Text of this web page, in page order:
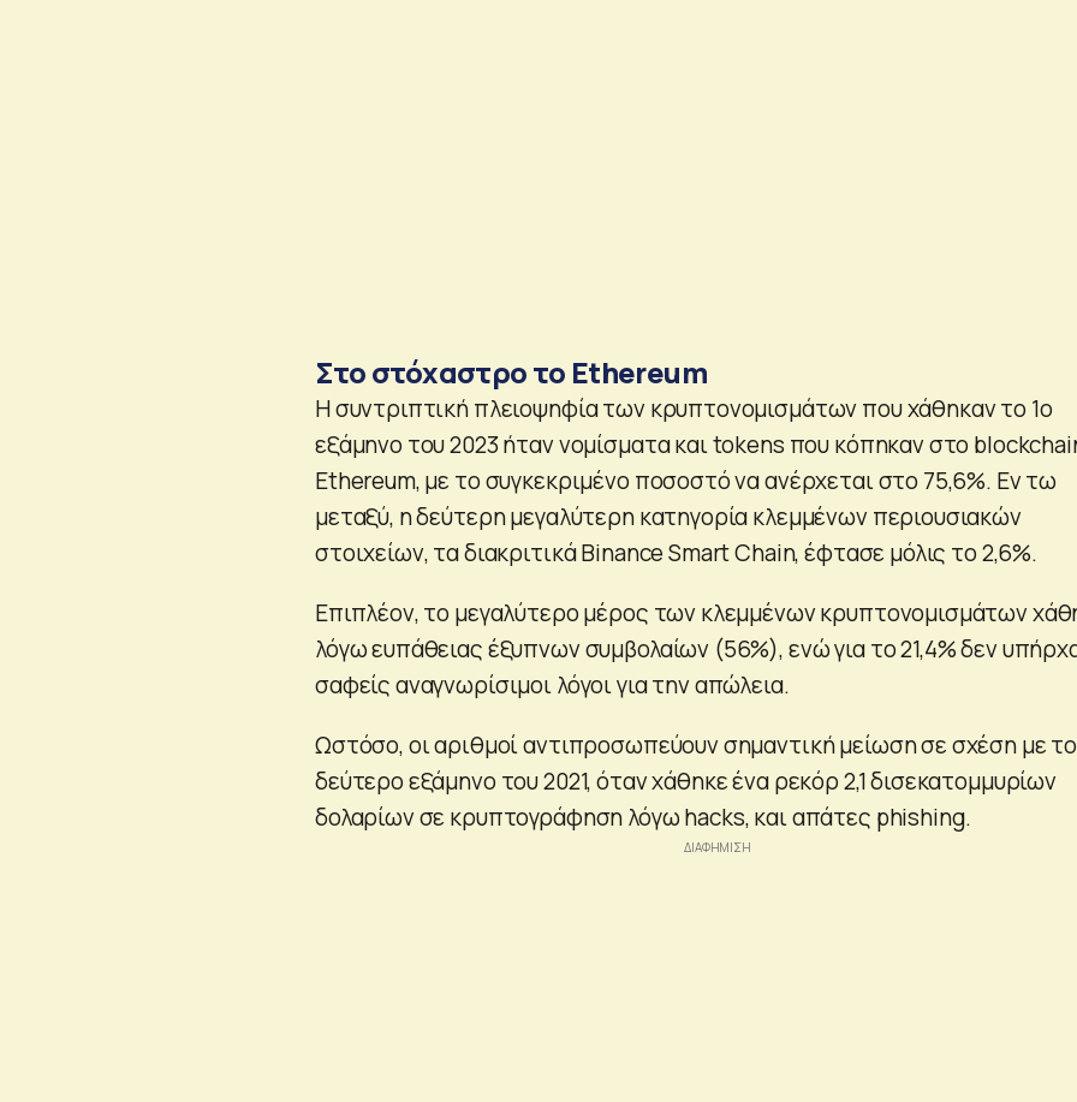
Στο στόχαστρο το Ethereum
Η συντριπτική πλειοψηφία των κρυπτονομισμάτων που χάθηκαν το 1ο
εξάμηνο του 2023 ήταν νομίσματα και tokens που κόπηκαν στο
Ethereum, με το συγκεκριμένο ποσοστό να ανέρχεται στο 75,6%. Εν τω
μεταξύ, η δεύτερη μεγαλύτερη κατηγορία κλεμμένων περιουσιακών
στοιχείων, τα διακριτικά Binance Smart Chain, έφτασε μόλις το 2,6%.
Επιπλέον, το μεγαλύτερο μέρος των κλεμμένων κρυπτονομισμάτων
λόγω ευπάθειας έξυπνων συμβολαίων (56%), ενώ για το 21,4% δεν
σαφείς αναγνωρίσιμοι λόγοι για την απώλεια.
Ωστόσο, οι αριθμοί αντιπροσωπεύουν σημαντική μείωση σε σχέση με το
δεύτερο εξάμηνο του 2021, όταν χάθηκε ένα ρεκόρ 2,1 δισεκατομμυρίων
δολαρίων σε κρυπτογράφηση λόγω hacks, και απάτες phishing.